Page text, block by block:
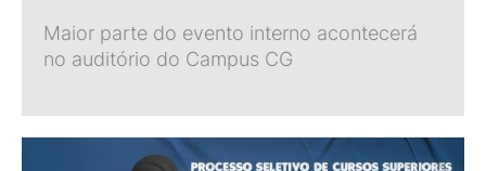
Maior parte do evento interno acontecerá
no auditório do Campus CG